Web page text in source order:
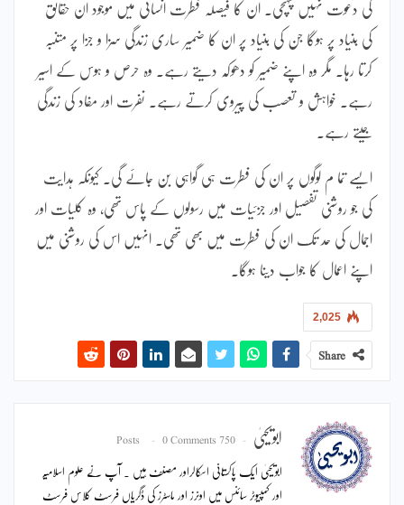
کی دعوت نہیں پہنچی۔ ان کا فیصلہ فطرت انسانی میں موجود ان حقائق
کی بنیاد پر ہوگا جن کی بنیاد پر ان کا ضمیر ساری زندگی سزا و جزا پر متنبہ
کرتا رہا۔ مگر وہ اپنے ضمیر کو دھوکہ دیتے رہے۔ وہ حرص و ہوس کے اسیر
رہے۔ خواہش و تعصب کی پیروی کرتے رہے۔ نفرت اور مفاد کی زندگی
جیتے رہے۔
ایسے تما م لوگوں پر ان کی فطرت ہی گواہی بن جائے گی۔ کیونکہ ہدایت
کی جو روشنی تفصیل اور جزئیات میں رسولوں کے پاس تھی، وہ کلیات اور
اجمال کی حد تک ان کی فطرت میں بھی تھی۔ انہیں اس کی روشنی میں
اپنے اعمال کا جواب دینا ہوگا۔
2,025
Share
ابویحییٰ 750 Posts
0 Comments
ابویحییٰ ایک پاکستانی اسکالراور مصنف ہیں ۔ آپ نے علوم اسلامیہ
اور کمپیوٹر سائنس میں اونرز اور ماسٹرز کی ڈگریاں فرسٹ کلاس فرسٹ